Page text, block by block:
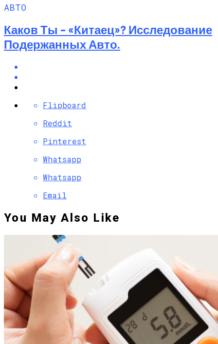
АВТО
Каков Ты – «китаец»? Исследование
Подержанных Авто.
Flipboard
Reddit
Pinterest
Whatsapp
Whatsapp
Email
You May Also Like